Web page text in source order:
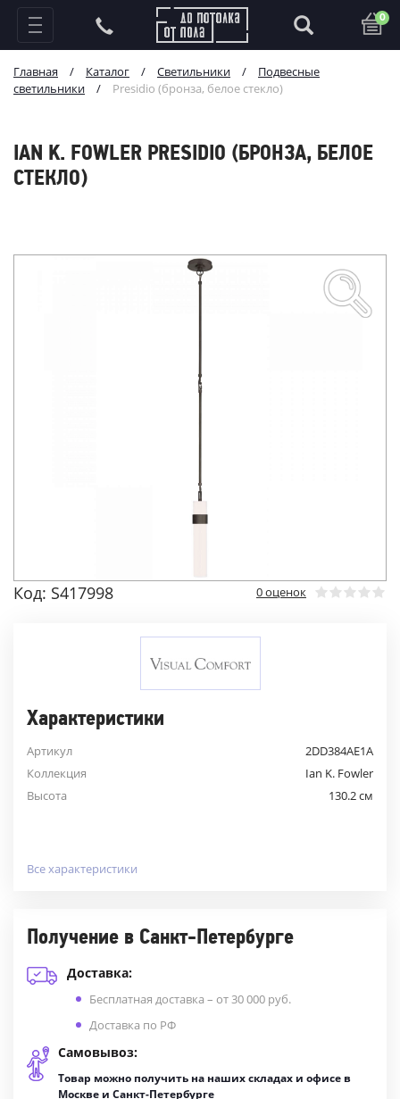
0
Главная / Каталог / Светильники /
Подвесные
светильники
/ Presidio (бронза, белое стекло)
IAN K. FOWLER PRESIDIO (БРОНЗА, БЕЛОЕ
СТЕКЛО)
Код: S417998 0 оценок
Характеристики
Артикул
2DD384AE1A
Коллекция
Ian K. Fowler
Высота
130.2 см
Все характеристики
Получение в Санкт-Петербурге
Доставка:
Бесплатная доставка – от 30 000 руб.
Доставка по РФ
Самовывоз:
Товар можно получить на наших складах и офисе в
Москве и Санкт-Петербурге